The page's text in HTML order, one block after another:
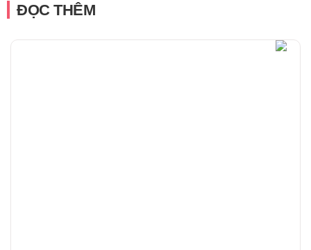
ĐỌC THÊM